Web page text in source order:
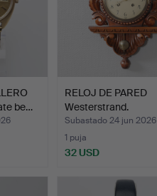
be…
RELOJ DE PARED
Westerstrand.
Subastado 24 jun 2026
1 puja
32 USD